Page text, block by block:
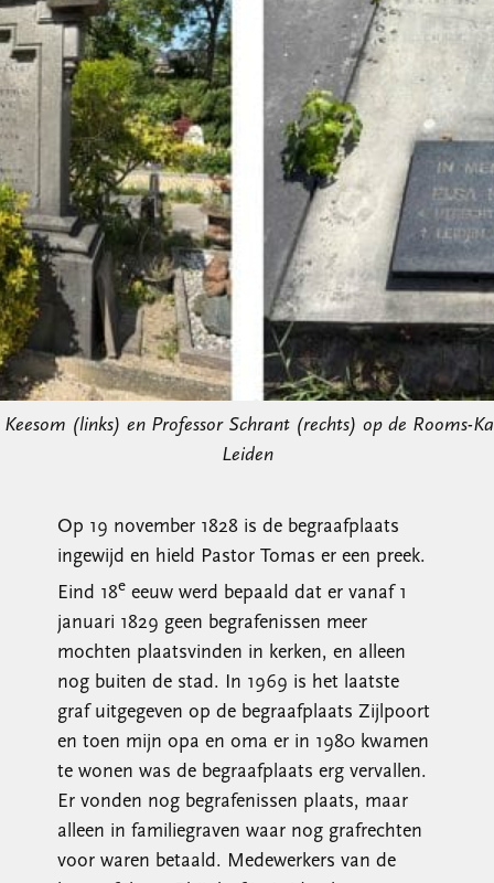
Keesom (links) en Professor Schrant (rechts) op de Rooms-
Leiden
Op 19 november 1828 is de begraafplaats
ingewijd en hield Pastor Tomas er een preek.
Eind 18e eeuw werd bepaald dat er vanaf 1
januari 1829 geen begrafenissen meer
mochten plaatsvinden in kerken, en alleen
nog buiten de stad. In 1969 is het laatste
graf uitgegeven op de begraafplaats Zijlpoort
en toen mijn opa en oma er in 1980 kwamen
te wonen was de begraafplaats erg vervallen.
Er vonden nog begrafenissen plaats, maar
alleen in familiegraven waar nog grafrechten
voor waren betaald. Medewerkers van de